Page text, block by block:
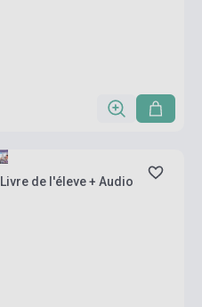
de l'éleve + Audio